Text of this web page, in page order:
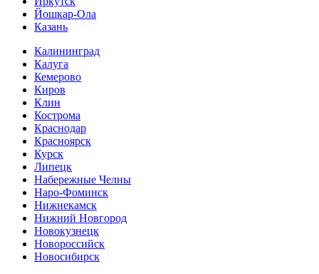
Йошкар-Ола
Казань
Калининград
Калуга
Кемерово
Киров
Клин
Кострома
Краснодар
Красноярск
Курск
Липецк
Набережные Челны
Наро-Фоминск
Нижнекамск
Нижний Новгород
Новокузнецк
Новороссийск
Новосибирск